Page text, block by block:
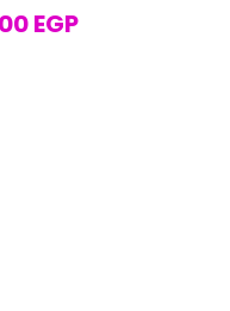
EGPCurrent